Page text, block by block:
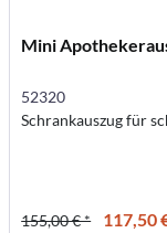
Mini
52320
Schrankauszug für
155,00 € * 117,50